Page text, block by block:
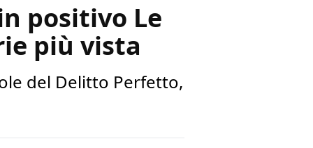
positivo Le
più vista
del Delitto Perfetto,